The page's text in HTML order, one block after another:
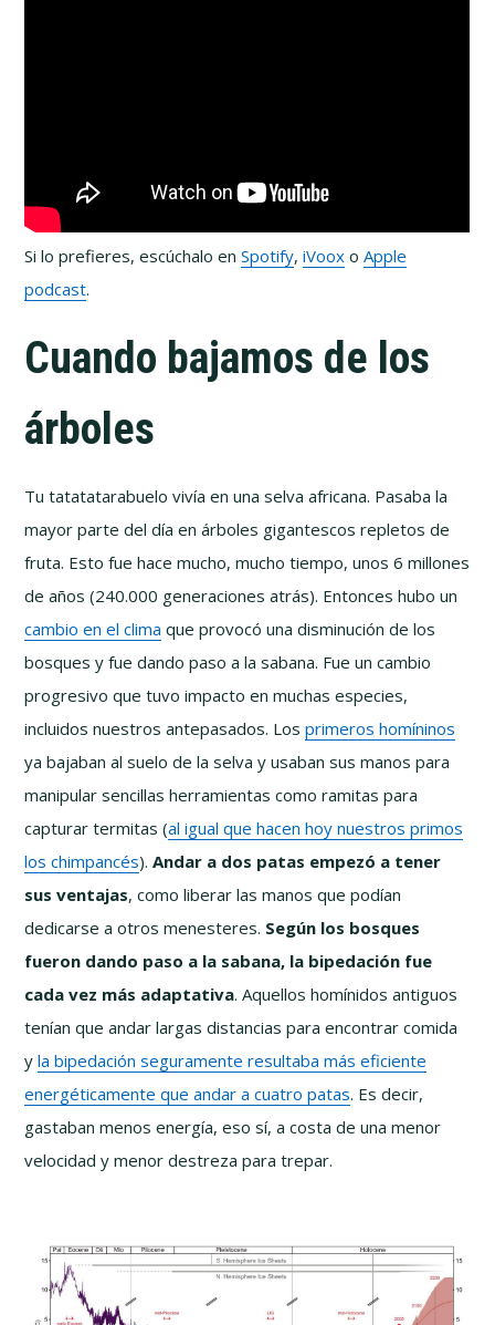
Si lo prefieres, escúchalo enSpotify,iVoox oApple
podcast.
Cuando bajamos de los
árboles
Tu tatatatarabuelo vivía en una selva africana. Pasaba la
mayor parte del día en árboles gigantescos repletos de
fruta. Esto fue hace mucho, mucho tiempo, unos 6 millones
de años (240.000 generaciones atrás). Entonces hubo un
cambio en el clima que provocó una disminución de los
bosques y fue dando paso a la sabana. Fue un cambio
progresivo que tuvo impacto en muchas especies,
incluidos nuestros antepasados. Losprimeros homíninos
ya bajaban al suelo de la selva y usaban sus manos para
manipular sencillas herramientas como ramitas para
capturar termitas (al igual que hacen hoy nuestros primos
los chimpancés).Andar a dos patas empezó a tener
sus ventajas, como liberar las manos que podían
dedicarse a otros menesteres. Según los bosques
fueron dando paso a la sabana, la bipedación fue
cada vez más adaptativa. Aquellos homínidos antiguos
tenían que andar largas distancias para encontrar comida
yla bipedación seguramente resultaba más eficiente
energéticamente que andar a cuatro patas. Es decir,
gastaban menos energía, eso sí, a costa de una menor
velocidad y menor destreza para trepar.